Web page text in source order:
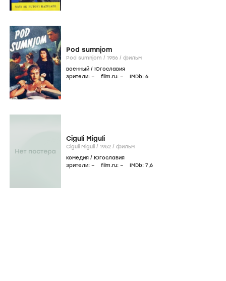
Pod sumnjom
Pod sumnjom / 1956 / фильм
военный / Югославия
зрители: – film.ru: – IMDb: 6
Ciguli Miguli
Ciguli Miguli / 1952 / фильм
комедия / Югославия
зрители: – film.ru: – IMDb: 7,6